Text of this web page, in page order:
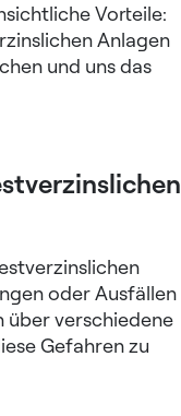
Vorteile:
Anlagen
und uns das
oder Ausfällen
über verschiedene
Gefahren zu